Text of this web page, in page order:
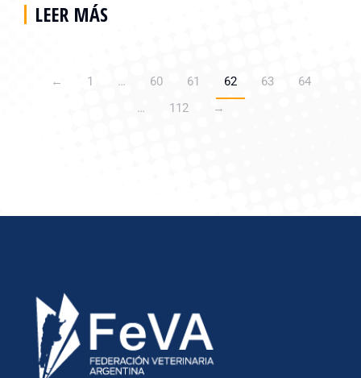
LEER MÁS
← 1 … 60 61 62 63
64
…
112 →